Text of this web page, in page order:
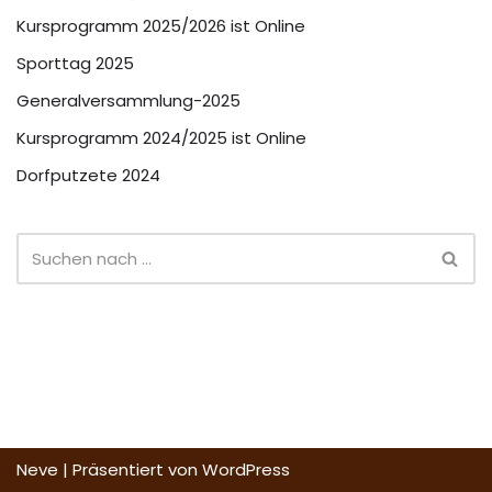
Kursprogramm 2025/2026 ist Online
Sporttag 2025
Generalversammlung-2025
Kursprogramm 2024/2025 ist Online
Dorfputzete 2024
Neve | Präsentiert von WordPress